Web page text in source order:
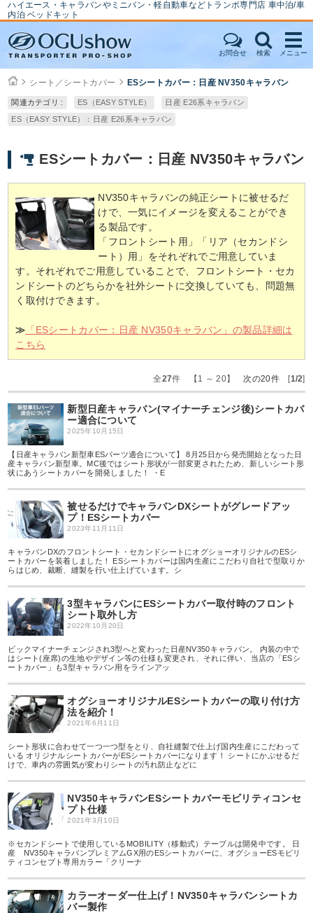
ハイエース・キャラバンやミニバン・軽自動車などトランポ専門店 車中泊/車
内泊 ベッドキット
お問合せ 検索 メニュー
シート／シートカバー ESシートカバー：日産 NV350キャラバン
関連カテゴリ : ES（EASY STYLE）
日産 E26系キャラバン
ES（EASY STYLE）：日産 E26系キャラバン
ESシートカバー：日産 NV350キャラバン
NV350キャラバンの純正シートに被せるだ
けで、一気にイメージを変えることができ
る製品です。
「フロントシート用」「リア（セカンドシ
ート）用」をそれぞれでご用意していま
す。それぞれでご用意していることで、フロントシート・セカ
ンドシートのどちらかを社外シートに交換していても、問題無
く取付けできます。
≫ 「ESシートカバー：日産 NV350キャラバン」の製品詳細は
こちら
全27件 【1 ～ 20】 次の20件[1/2]
新型日産キャラバン(マイナーチェンジ後)シートカバ
ー適合について
2025年10月15日
【日産キャラバン新型車ESパーツ適合について】 8月25日から発売開始となった日
産キャラバン新型車。MC後ではシート形状が一部変更されたため、新しいシート形
状にあうシートカバーを開発しました！ ・E
被せるだけでキャラバンDXシートがグレードアッ
プ！ESシートカバー
2023年11月11日
キャラバンDXのフロントシート・セカンドシートにオグショーオリジナルのESシ
ートカバーを装着しました！ ESシートカバーは国内生産にこだわり自社で型取りか
らはじめ、裁断、縫製を行い仕上げています。シ
3型キャラバンにESシートカバー取付時のフロント
シート取外し方
2022年10月20日
ビックマイナーチェンジされ3型へと変わった日産NV350キャラバン。 内装の中で
はシート(座席)の生地やデザイン等の仕様も変更され、それに伴い、当店の「ESシ
ートカバー」も3型キャラバン用をラインアッ
オグショーオリジナルESシートカバーの取り付け方
法を紹介！
2021年6月11日
シート形状に合わせて一つ一つ型をとり、自社縫製で仕上げ国内生産にこだわって
いる オリジナルシートカバーがESシートカバーになります！ シートにかぶせるだ
けで、車内の雰囲気が変わりシートの汚れ防止などに
NV350キャラバンESシートカバーモビリティコンセ
プト仕様
2021年3月10日
※セカンドシートで使用しているMOBILITY（移動式）テーブルは開発中です。 日
産 NV350キャラバンプレミアムGX用のESシートカバーに、オグショーESモビリ
ティコンセプト専用カラー「クリーナ
カラーオーダー仕上げ！NV350キャラバンシートカ
バー製作